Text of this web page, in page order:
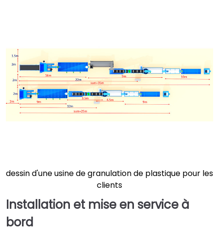
dessin d'une usine de granulation de plastique pour les
clients
Installation et mise en service à
bord